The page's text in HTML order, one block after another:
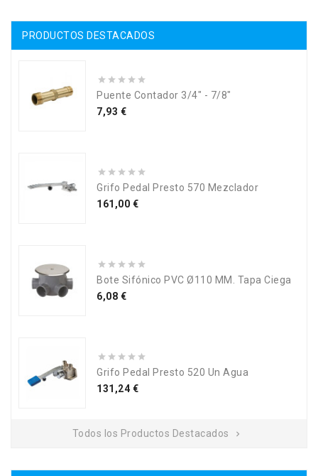
PRODUCTOS DESTACADOS
Puente Contador 3/4" - 7/8"
Precio
7,93 €
Grifo Pedal Presto 570 Mezclador
Precio
161,00 €
Bote Sifónico PVC Ø110 MM. Tapa Ciega
Precio
6,08 €
Grifo Pedal Presto 520 Un Agua
Precio
131,24 €
Todos los Productos Destacados 